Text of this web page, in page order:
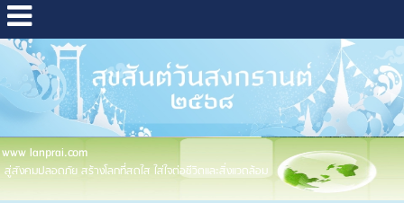
www lanprai.com
สู่สังคมปลอดภัย สร้างโลกที่สดใส ใส่ใจต่อชีวิตและสิ่งแวดล้อม